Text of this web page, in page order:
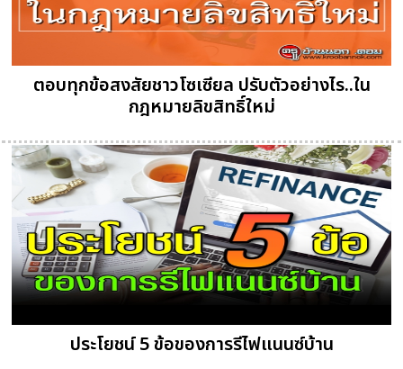
ตอบทุกข้อสงสัยชาวโซเซียล ปรับตัวอย่างไร..ใน
กฎหมายลิขสิทธิ์ใหม่
ประโยชน์ 5 ข้อของการรีไฟแนนซ์บ้าน